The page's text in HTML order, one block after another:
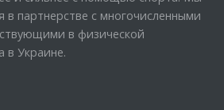
в партнерстве с многочисленными
в физической
в Украине.